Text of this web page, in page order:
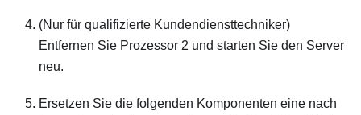
(Nur für qualifizierte Kundendiensttechniker)
Entfernen Sie Prozessor 2 und starten Sie den Server
neu.
Ersetzen Sie die folgenden Komponenten eine nach